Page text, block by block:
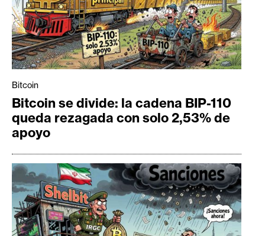
Bitcoin
Bitcoin se divide: la cadena BIP-110
queda rezagada con solo 2,53% de
apoyo